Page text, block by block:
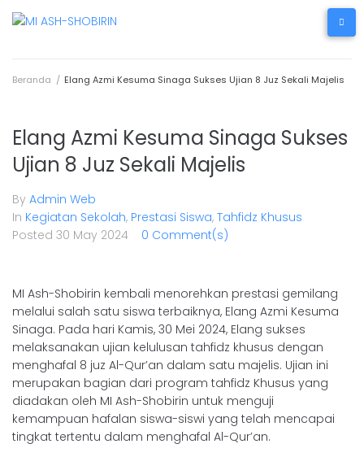
Beranda / Elang Azmi Kesuma Sinaga Sukses Ujian 8 Juz Sekali Majelis
Elang Azmi Kesuma Sinaga Sukses
Ujian 8 Juz Sekali Majelis
By Admin Web
In Kegiatan Sekolah, Prestasi Siswa, Tahfidz Khusus
Posted 30 May 2024 0 Comment(s)
MI Ash-Shobirin kembali menorehkan prestasi gemilang
melalui salah satu siswa terbaiknya, Elang Azmi Kesuma
Sinaga. Pada hari Kamis, 30 Mei 2024, Elang sukses
melaksanakan ujian kelulusan tahfidz khusus dengan
menghafal 8 juz Al-Qur’an dalam satu majelis. Ujian ini
merupakan bagian dari program tahfidz Khusus yang
diadakan oleh MI Ash-Shobirin untuk menguji
kemampuan hafalan siswa-siswi yang telah mencapai
tingkat tertentu dalam menghafal Al-Qur’an.